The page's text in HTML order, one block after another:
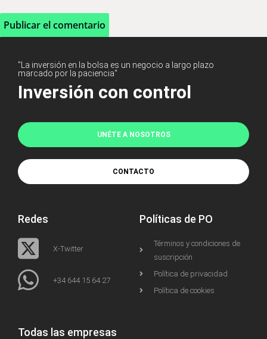
"La inversión en la bolsa es un negocio a largo plazo
marcado por la paciencia"
Inversión con control
UNÉTE A NOSOTROS
CONTACTO
Redes
X-Twitter
+34 644 15 64 27
Políticas de PO
Términos y condiciones de
suscripción
Política de privacidad
Política de cookies
Todas las empresas